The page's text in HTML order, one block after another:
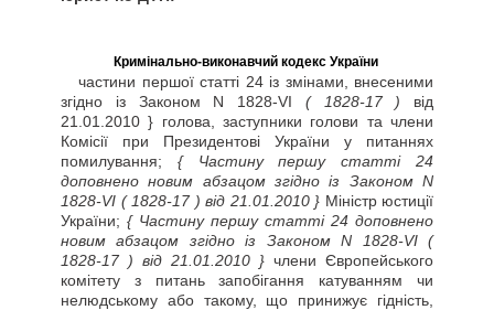
Кримінально-виконавчий кодекс України
частини першої статті 24 із змінами, внесеними
згідно із Законом N 1828-VI ( 1828-17 ) від
21.01.2010 } голова, заступники голови та члени
Комісії при Президентові України у питаннях
помилування; { Частину першу статті 24
доповнено новим абзацом згідно із Законом N
1828-VI ( 1828-17 ) від 21.01.2010 } Міністр юстиції
України; { Частину першу статті 24 доповнено
новим абзацом згідно із Законом N 1828-VI (
1828-17 ) від 21.01.2010 } члени Європейського
комітету з питань запобігання катуванням чи
нелюдському або такому, що принижує гідність,